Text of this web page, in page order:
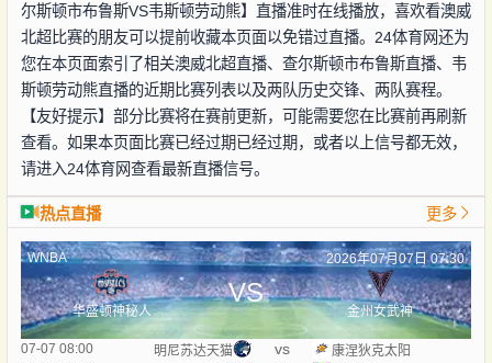
尔斯顿市布鲁斯VS韦斯顿劳动熊】直播准时在线播放，喜欢看澳威
北超比赛的朋友可以提前收藏本页面以免错过直播。24体育网还为
您在本页面索引了相关澳威北超直播、查尔斯顿市布鲁斯直播、韦
斯顿劳动熊直播的近期比赛列表以及两队历史交锋、两队赛程。
【友好提示】部分比赛将在赛前更新，可能需要您在比赛前再刷新
查看。如果本页面比赛已经过期已经过期，或者以上信号都无效，
请进入24体育网查看最新直播信号。
热点直播 更多
WNBA 2026年07月07日 07:30
华盛顿神秘人
VS
金州女武神
07-07 08:00 明尼苏达天猫 vs
康涅狄克太阳